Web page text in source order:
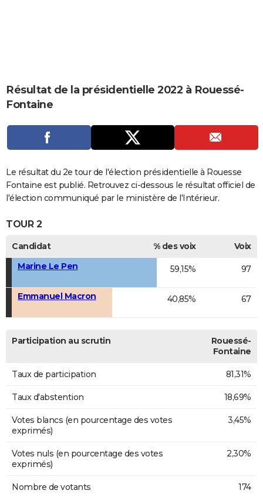
CARTE DE VOEUX
Carte de Noël
Carte Bonne année
Carte Saint-Valentin
Carte Pâques
Carte d'anniversaire
DICTIONNAIRE
Dictionnaire
Biographies
Expressions
Proverbes
PROGRAMME TV
S'inscrire
Se connecter
Lycées
Collèges
Primaires
Universités
Entreprises
Service militaire
Avis de recherche
AVIS DE DÉCÈS
Bricolage
Lifestyle
Culture
Sport
Auto
Television
Voyage
Cinema
Résultat de la présidentielle 2022 à Rouessé-
Fontaine
Le résultat du 2e tour de l'élection présidentielle à Rouesse
Fontaine est publié. Retrouvez ci-dessous le résultat officiel de
l'élection communiqué par le ministère de l'Intérieur.
TOUR 2
Candidat % des voix
Voix
Marine Le Pen
59,15% 97
Emmanuel Macron 40,85% 67
Participation au scrutin
Rouessé-
Fontaine
Taux de participation 81,31%
Taux d'abstention 18,69%
Votes blancs (en pourcentage des votes
exprimés)
3,45%
Votes nuls (en pourcentage des votes
exprimés)
2,30%
Nombre de votants 174